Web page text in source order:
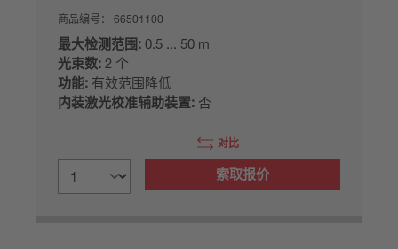
商品编号： 66501100
最大检测范围: 0.5 ... 50 m
光束数: 2 个
功能: 有效范围降低
内装激光校准辅助装置: 否
对比
索取报价